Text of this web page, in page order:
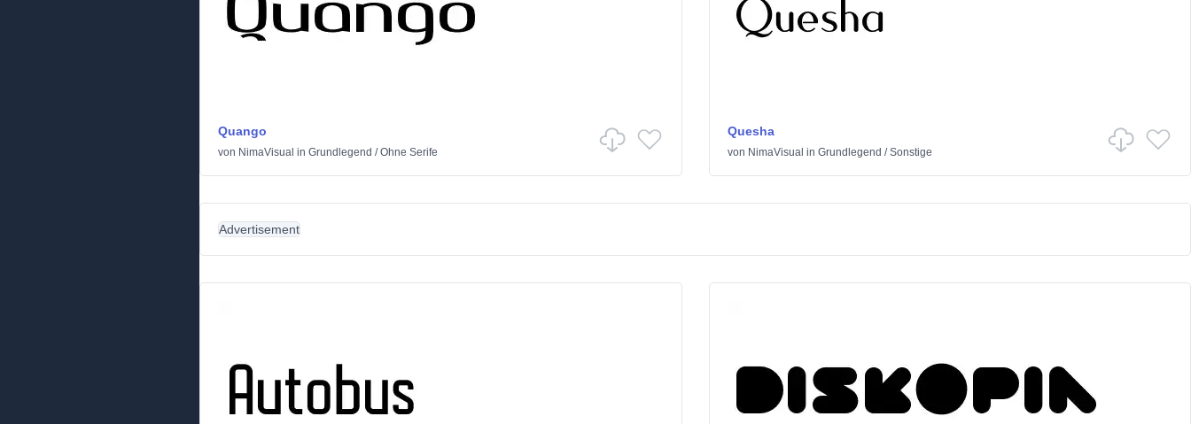
Quango
von NimaVisual in Grundlegend /Ohne Serife
Quesha
von NimaVisual in Grundlegend /Sonstige
Advertisement